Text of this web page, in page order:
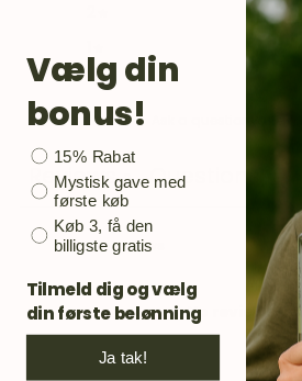
Reviews 0 Questions
No reviews yet
Vælg din
bonus!
Bonusgave
15% Rabat
Mystisk gave med
første køb
Køb 3, få den
billigste gratis
Tilmeld dig og vælg
din første belønning
Ja tak!